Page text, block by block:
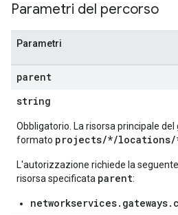
Parametri del percorso
Parametri
parent
string
Obbligatorio. La risorsa principale del
formato projects/*/
L'autorizzazione richiede la
risorsa specificata parent: